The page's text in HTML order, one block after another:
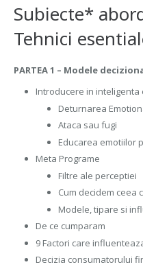
Subiecte*
Tehnici
PARTEA 1 – Modele
Introducere in inteligenta
Deturnarea
Ataca sau fugi
Educarea emotiilor
Meta Programe
Filtre ale perceptiei
Cum decidem ceea
Modele, tipare si
De ce cumparam
9 Factori care
Decizia consumatorului